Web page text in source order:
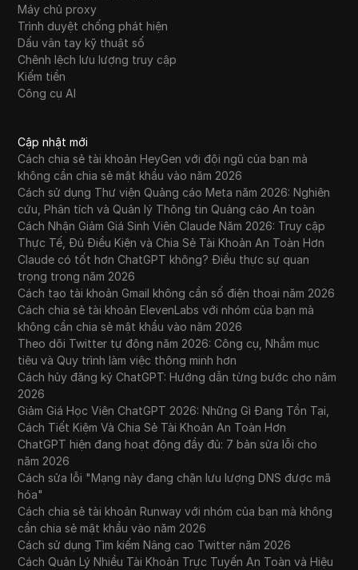
Máy chủ proxy
Trình duyệt chống phát hiện
Dấu vân tay kỹ thuật số
Chênh lệch lưu lượng truy cập
Kiếm tiền
Công cụ AI
Cập nhật mới
Cách chia sẻ tài khoản HeyGen với đội ngũ của bạn mà
không cần chia sẻ mật khẩu vào năm 2026
Cách sử dụng Thư viện Quảng cáo Meta năm 2026: Nghiên
cứu, Phân tích và Quản lý Thông tin Quảng cáo An toàn
Cách Nhận Giảm Giá Sinh Viên Claude Năm 2026: Truy cập
Thực Tế, Đủ Điều Kiện và Chia Sẻ Tài Khoản An Toàn Hơn
Claude có tốt hơn ChatGPT không? Điều thực sự quan
trọng trong năm 2026
Cách tạo tài khoản Gmail không cần số điện thoại năm 2026
Cách chia sẻ tài khoản ElevenLabs với nhóm của bạn mà
không cần chia sẻ mật khẩu vào năm 2026
Theo dõi Twitter tự động năm 2026: Công cụ, Nhắm mục
tiêu và Quy trình làm việc thông minh hơn
Cách hủy đăng ký ChatGPT: Hướng dẫn từng bước cho năm
2026
Giảm Giá Học Viên ChatGPT 2026: Những Gì Đang Tồn Tại,
Cách Tiết Kiệm Và Chia Sẻ Tài Khoản An Toàn Hơn
ChatGPT hiện đang hoạt động đầy đủ: 7 bản sửa lỗi cho
năm 2026
Cách sửa lỗi "Mạng này đang chặn lưu lượng DNS được mã
hóa"
Cách chia sẻ tài khoản Runway với nhóm của bạn mà không
cần chia sẻ mật khẩu vào năm 2026
Cách sử dụng Tìm kiếm Nâng cao Twitter năm 2026
Cách Quản Lý Nhiều Tài Khoản Trực Tuyến An Toàn và Hiệu